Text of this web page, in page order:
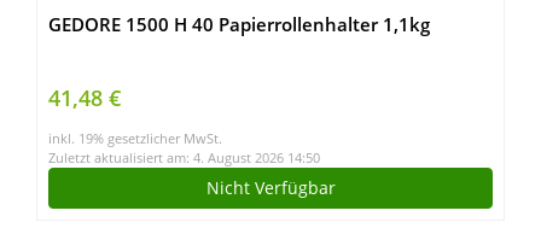
GEDORE 1500 H 40 Papierrollenhalter 1,1kg
41,48 €
inkl. 19% gesetzlicher MwSt.
Zuletzt aktualisiert am: 4. August 2026 14:50
Nicht Verfügbar